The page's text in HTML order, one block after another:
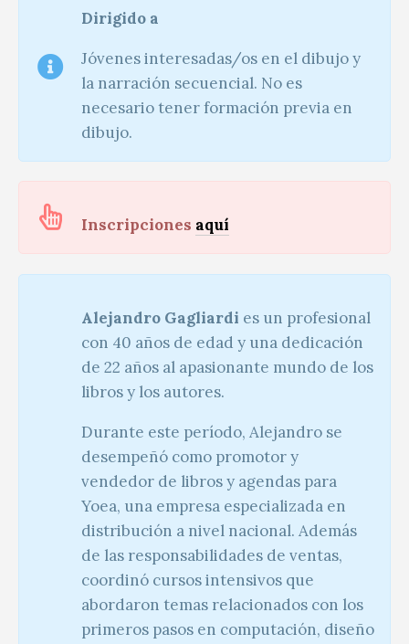
Dirigido a
Jóvenes interesadas/os en el dibujo y
la narración secuencial. No es
necesario tener formación previa en
dibujo.
Inscripciones aquí
Alejandro Gagliardi es un profesional
con 40 años de edad y una dedicación
de 22 años al apasionante mundo de los
libros y los autores.
Durante este período, Alejandro se
desempeñó como promotor y
vendedor de libros y agendas para
Yoea, una empresa especializada en
distribución a nivel nacional. Además
de las responsabilidades de ventas,
coordinó cursos intensivos que
abordaron temas relacionados con los
primeros pasos en computación, diseño